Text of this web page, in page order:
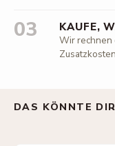
03 KAUFE,
Wir rechnen
DAS KÖNNTE